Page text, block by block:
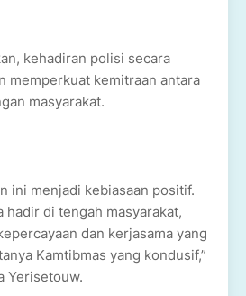
kehadiran polisi secara
memperkuat kemitraan antara
masyarakat.
ini menjadi kebiasaan positif.
hadir di tengah masyarakat,
dan kerjasama yang
Kamtibmas yang kondusif,”
Yerisetouw.